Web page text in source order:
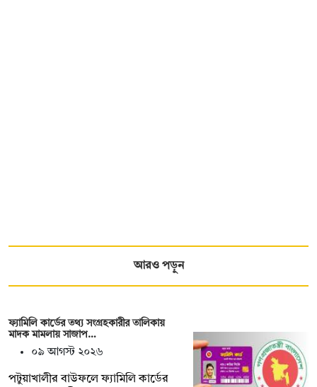
আরও পড়ুন
ফ্যামিলি কার্ডের তথ্য সংগ্রহকারীর তালিকায়
মাদক মামলায় সাজাপ…
০৯ আগস্ট ২০২৬
পটুয়াখালীর বাউফলে ফ্যামিলি কার্ডের